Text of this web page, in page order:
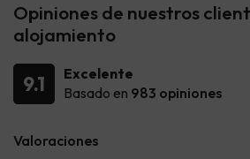
Opiniones de nuestros
alojamiento
9.1
Excelente
Basado en 983 opiniones